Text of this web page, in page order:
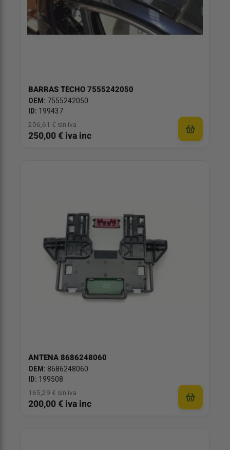
BARRAS TECHO 7555242050
OEM: 7555242050
ID: 199437
206,61 € sin iva
250,00 € iva inc
ANTENA 8686248060
OEM: 8686248060
ID: 199508
165,29 € sin iva
200,00 € iva inc